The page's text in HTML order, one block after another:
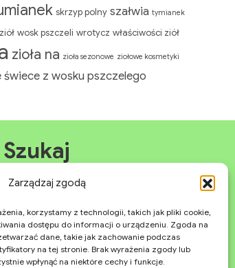
Zarządzaj zgodą
korzystamy z technologii, takich jak pliki cookie,
dostępu do informacji o urządzeniu. Zgoda na
dane, takie jak zachowanie podczas
na tej stronie. Brak wyrażenia zgody lub
wpłynąć na niektóre cechy i funkcje.
skrzyp polny szałwia tymianek
wosk pszczeli wrotycz właściwości ziół
zioła na zioła sezonowe ziołowe kosmetyki
z wosku pszczelego
Szukaj
Search